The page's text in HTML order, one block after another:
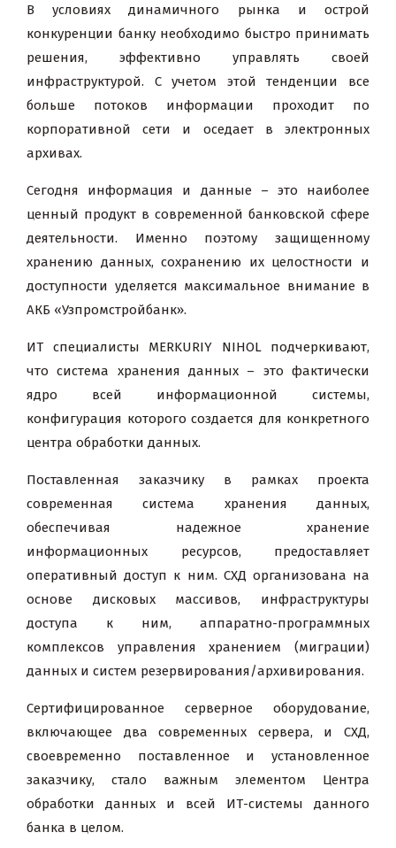
В условиях динамичного рынка и острой
конкуренции банку необходимо быстро принимать
решения, эффективно управлять своей
инфраструктурой. С учетом этой тенденции все
больше потоков информации проходит по
корпоративной сети и оседает в электронных
архивах.
Сегодня информация и данные – это наиболее
ценный продукт в современной банковской сфере
деятельности. Именно поэтому защищенному
хранению данных, сохранению их целостности и
доступности уделяется максимальное внимание в
АКБ «Узпромстройбанк».
ИТ специалисты MERKURIY NIHOL подчеркивают,
что система хранения данных – это фактически
ядро всей информационной системы,
конфигурация которого создается для конкретного
центра обработки данных.
Поставленная заказчику в рамках проекта
современная система хранения данных,
обеспечивая надежное хранение
информационных ресурсов, предоставляет
оперативный доступ к ним. СХД организована на
основе дисковых массивов, инфраструктуры
доступа к ним, аппаратно-программных
комплексов управления хранением (миграции)
данных и систем резервирования/архивирования.
Сертифицированное серверное оборудование,
включающее два современных сервера, и СХД,
своевременно поставленное и установленное
заказчику, стало важным элементом Центра
обработки данных и всей ИТ-системы данного
банка в целом.